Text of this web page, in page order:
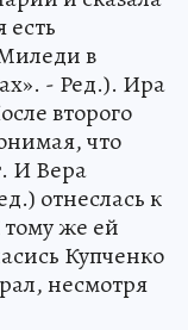
в
- Ред.). Ира
второго
что
И Вера
отнеслась к
же ей
Купченко
несмотря